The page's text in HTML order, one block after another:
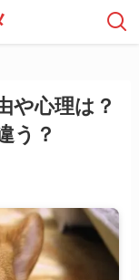
や心理は？
う？